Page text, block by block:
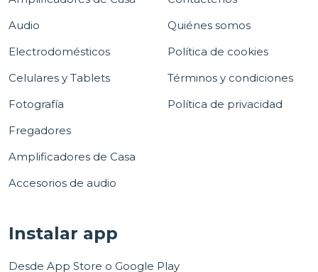
Audio
Electrodomésticos
Celulares y Tablets
Fotografía
Fregadores
Amplificadores de Casa
Accesorios de audio
Quiénes somos
Política de cookies
Términos y condiciones
Política de privacidad
Instalar app
Desde App Store o Google Play